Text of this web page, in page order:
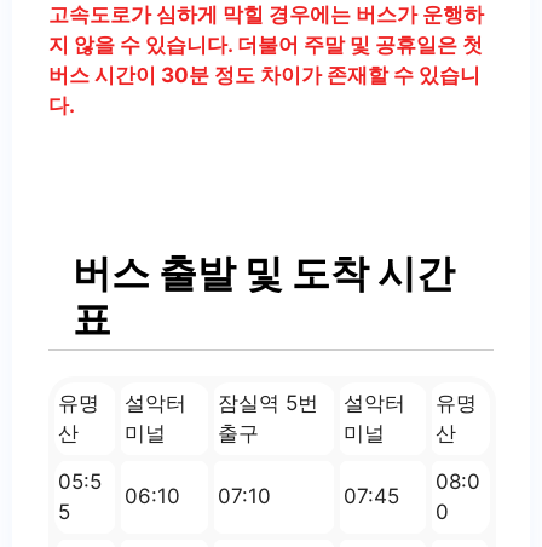
고속도로가 심하게 막힐 경우에는 버스가 운행하
지 않을 수 있습니다. 더불어 주말 및 공휴일은 첫
버스 시간이 30분 정도 차이가 존재할 수 있습니
다.
버스 출발 및 도착 시간
표
유명
산
설악터
미널
잠실역 5번
출구
설악터
미널
유명
산
05:5
5
06:10 07:10 07:45
08:0
0